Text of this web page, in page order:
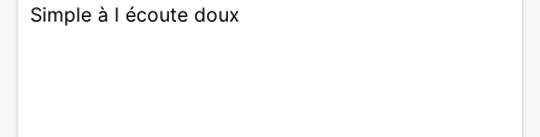
Simple à l écoute doux